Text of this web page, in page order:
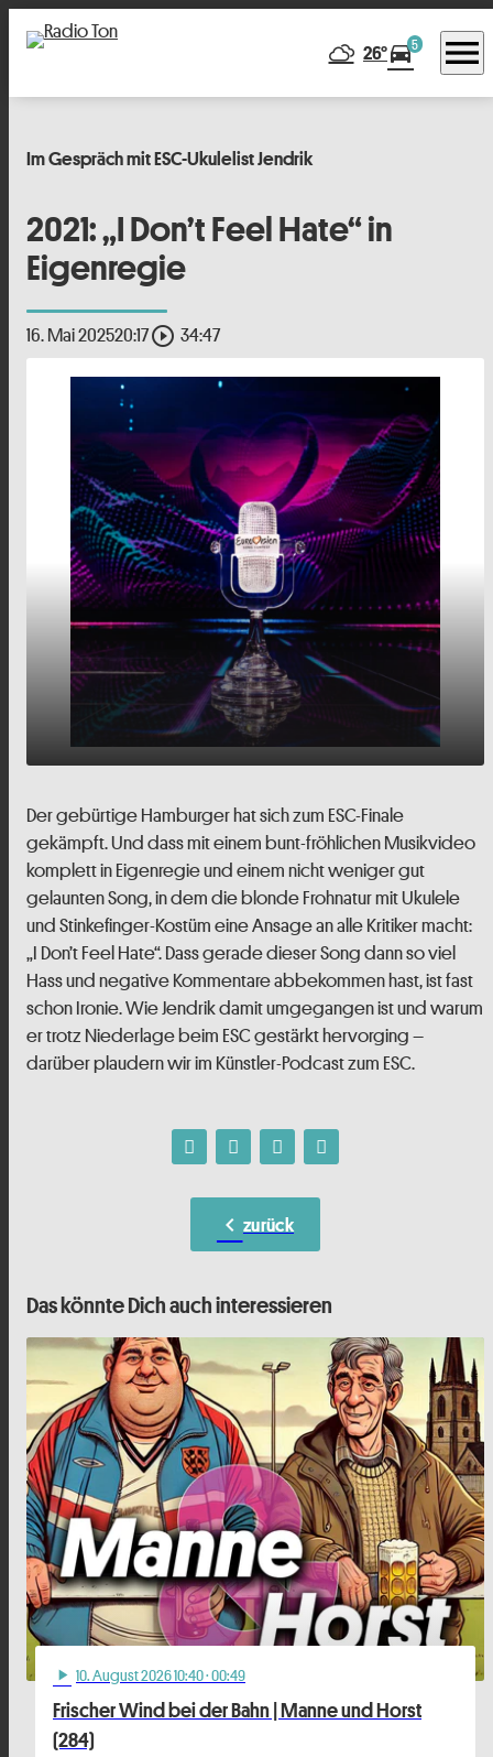
26°directions_car5 menu
Im Gespräch mit ESC-Ukulelist Jendrik
2021: „I Don’t Feel Hate“ in
Eigenregie
16. Mai 202520:17play_circle_outline 34:47
play_arrow 2021: „I Don’t Feel Hate“ in Eigenregie
00:00 34:47
Der gebürtige Hamburger hat sich zum ESC-Finale
gekämpft. Und dass mit einem bunt-fröhlichen Musikvideo
komplett in Eigenregie und einem nicht weniger gut
gelaunten Song, in dem die blonde Frohnatur mit Ukulele
und Stinkefinger-Kostüm eine Ansage an alle Kritiker macht:
„I Don’t Feel Hate“. Dass gerade dieser Song dann so viel
Hass und negative Kommentare abbekommen hast, ist fast
schon Ironie. Wie Jendrik damit umgegangen ist und warum
er trotz Niederlage beim ESC gestärkt hervorging –
darüber plaudern wir im Künstler-Podcast zum ESC.
chevron_left zurück
Das könnte Dich auch interessieren
play_arrow 10. August 2026 10:40· 00:49
Frischer Wind bei der Bahn | Manne und Horst
(284)